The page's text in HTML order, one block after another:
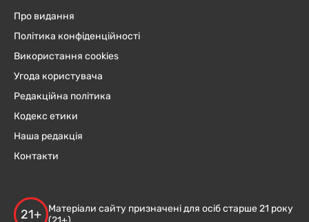
Про видання
Політика конфіденційності
Використання cookies
Угода користувача
Редакційна політика
Кодекс етики
Наша редакція
Контакти
21+
Матеріали сайту призначені для осіб старше 21 року